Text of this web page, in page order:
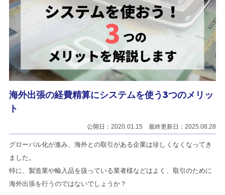
海外出張の経費精算にシステムを使う3つのメリッ
ト
公開日：2020.01.15 最終更新日：2025.08.28
グローバル化が進み、海外との取引がある企業は珍しくなくなってき
ました。
特に、製造業や輸入品を扱っている業者様などはよく、取引のために
海外出張を行うのではないでしょうか？